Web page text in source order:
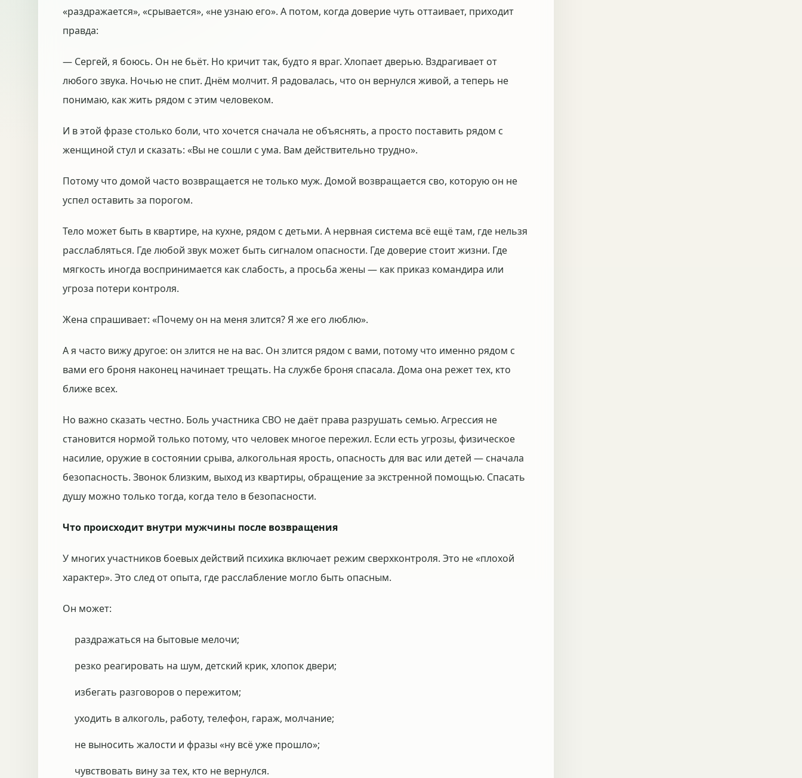
«раздражается», «срывается», «не узнаю его». А потом, когда доверие чуть оттаивает, приходит
правда:
— Сергей, я боюсь. Он не бьёт. Но кричит так, будто я враг. Хлопает дверью. Вздрагивает от
любого звука. Ночью не спит. Днём молчит. Я радовалась, что он вернулся живой, а теперь не
понимаю, как жить рядом с этим человеком.
И в этой фразе столько боли, что хочется сначала не объяснять, а просто поставить рядом с
женщиной стул и сказать: «Вы не сошли с ума. Вам действительно трудно».
Потому что домой часто возвращается не только муж. Домой возвращается сво, которую он не
успел оставить за порогом.
Тело может быть в квартире, на кухне, рядом с детьми. А нервная система всё ещё там, где нельзя
расслабляться. Где любой звук может быть сигналом опасности. Где доверие стоит жизни. Где
мягкость иногда воспринимается как слабость, а просьба жены — как приказ командира или
угроза потери контроля.
Жена спрашивает: «Почему он на меня злится? Я же его люблю».
А я часто вижу другое: он злится не на вас. Он злится рядом с вами, потому что именно рядом с
вами его броня наконец начинает трещать. На службе броня спасала. Дома она режет тех, кто
ближе всех.
Но важно сказать честно. Боль участника СВО не даёт права разрушать семью. Агрессия не
становится нормой только потому, что человек многое пережил. Если есть угрозы, физическое
насилие, оружие в состоянии срыва, алкогольная ярость, опасность для вас или детей — сначала
безопасность. Звонок близким, выход из квартиры, обращение за экстренной помощью. Спасать
душу можно только тогда, когда тело в безопасности.
Что происходит внутри мужчины после возвращения
У многих участников боевых действий психика включает режим сверхконтроля. Это не «плохой
характер». Это след от опыта, где расслабление могло быть опасным.
Он может:
раздражаться на бытовые мелочи;
резко реагировать на шум, детский крик, хлопок двери;
избегать разговоров о пережитом;
уходить в алкоголь, работу, телефон, гараж, молчание;
не выносить жалости и фразы «ну всё уже прошло»;
чувствовать вину за тех, кто не вернулся.